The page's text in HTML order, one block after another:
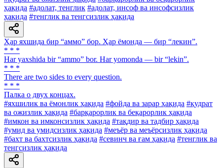
ҳақида #адолат, тенглик #адолат, инсоф ва инсофсизлик
ҳақида #тенглик ва тенгсизлик ҳақида
Ҳар яхшида бир “аммо” бор. Ҳар ёмонда — бир “лекин”.
* * *
Har yaxshida bir “ammo” bor. Har yomonda — bir “lekin”.
* * *
There are two sides to every question.
* * *
Палка о двух концах.
#яхшилик ва ёмонлик ҳақида #фойда ва зарар ҳақида #қудрат
ва ожизлик ҳақида #барқарорлик ва беқарорлик ҳақида
#имкон ва имконсизлик ҳақида #тақдир ва тадбир ҳақида
#умид ва умидсизлик ҳақида #меъёр ва меъёрсизлик ҳақида
#бахт ва бахтсизлик ҳақида #севинч ва ғам ҳақида #тенглик ва
тенгсизлик ҳақида